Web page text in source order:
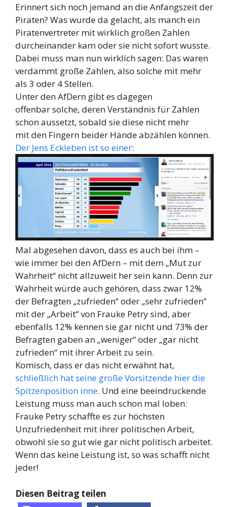
Erinnert sich noch jemand an die Anfangszeit der
Piraten? Was wurde da gelacht, als manch ein
Piratenvertreter mit wirklich großen Zahlen
durcheinander kam oder sie nicht sofort wusste.
Dabei muss man nun wirklich sagen: Das waren
verdammt große Zahlen, also solche mit mehr
als 3 oder 4 Stellen.
Unter den AfDern gibt es dagegen
offenbar solche, deren Verständnis für Zahlen
schon aussetzt, sobald sie diese nicht mehr
mit den Fingern beider Hände abzählen können.
Der Jens Eckleben ist so einer:
Mal abgesehen davon, dass es auch bei ihm –
wie immer bei den AfDern – mit dem „Mut zur
Wahrheit“ nicht allzuweit her sein kann. Denn zur
Wahrheit würde auch gehören, dass zwar 12%
der Befragten „zufrieden“ oder „sehr zufrieden“
mit der „Arbeit“ von Frauke Petry sind, aber
ebenfalls 12% kennen sie gar nicht und 73% der
Befragten gaben an „weniger“ oder „gar nicht
zufrieden“ mit ihrer Arbeit zu sein.
Komisch, dass er das nicht erwähnt hat,
schließlich hat seine große Vorsitzende hier die
Spitzenposition inne. Und eine beeindruckende
Leistung muss man auch schon mal loben:
Frauke Petry schaffte es zur höchsten
Unzufriedenheit mit ihrer politischen Arbeit,
obwohl sie so gut wie gar nicht politisch arbeitet.
Wenn das keine Leistung ist, so was schafft nicht
jeder!
Diesen Beitrag teilen